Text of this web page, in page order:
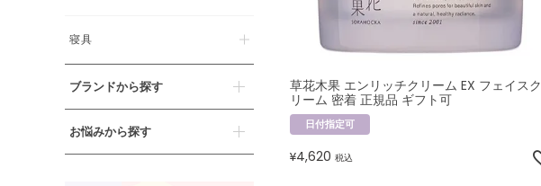
寝具
ブランドから探す
お悩みから探す
草花木果 エンリッチクリーム EX フェイスク
リーム 密着 正規品 ギフト可
日付指定可
¥4,620 税込